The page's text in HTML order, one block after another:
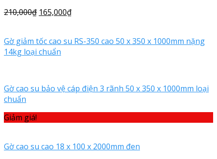
210,000₫ 165,000₫
Gờ giảm tốc cao su RS-350 cao 50 x 350 x 1000mm nặng
14kg loại chuẩn
Gờ cao su bảo vệ cáp điện 3 rãnh 50 x 350 x 1000mm loại
chuẩn
Giảm giá!
Gờ cao su cao 18 x 100 x 2000mm đen